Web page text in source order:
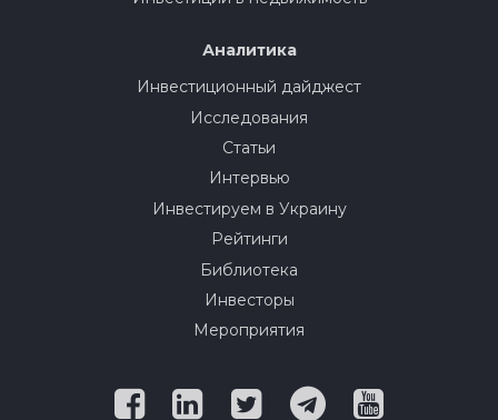
Аналитика
Инвестиционный дайджест
Исследования
Статьи
Интервью
Инвестируем в Украину
Рейтинги
Библиотека
Инвесторы
Мероприятия